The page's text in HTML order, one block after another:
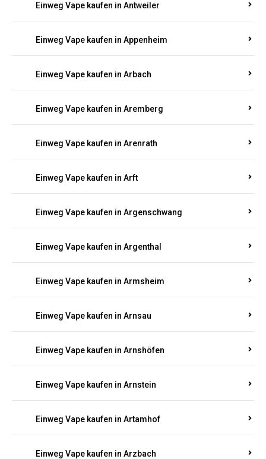
Einweg Vape kaufen in Antweiler
Einweg Vape kaufen in Appenheim
Einweg Vape kaufen in Arbach
Einweg Vape kaufen in Aremberg
Einweg Vape kaufen in Arenrath
Einweg Vape kaufen in Arft
Einweg Vape kaufen in Argenschwang
Einweg Vape kaufen in Argenthal
Einweg Vape kaufen in Armsheim
Einweg Vape kaufen in Arnsau
Einweg Vape kaufen in Arnshöfen
Einweg Vape kaufen in Arnstein
Einweg Vape kaufen in Artamhof
Einweg Vape kaufen in Arzbach